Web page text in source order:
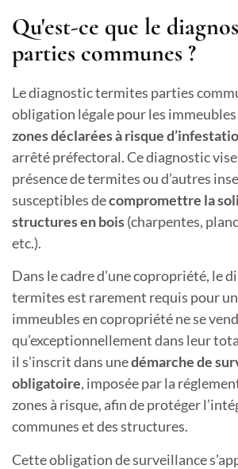
Qu'est-ce que le
parties communes ?
Le diagnostic termites parties
obligation légale pour les immeubles
zones déclarées à risque
arrêté préfectoral. Ce diagnostic
présence de termites ou d’autres
susceptibles decompromettre la
structures en bois(charpentes,
etc.).
Dans le cadre d’une copropriété, le
termites est rarement requis pour
immeubles en copropriété ne se
qu’exceptionnellement dans leur
il s’inscrit dans unedémarche de
obligatoire, imposée par la
zones à risque, afin de protéger
communes et des structures.
Cette obligation de surveillance